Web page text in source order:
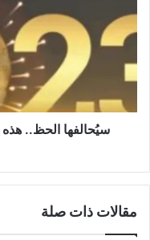
الأبراج
ستكون
الـ
سيُحالفها الحظ.. هذه
مقالات ذات صلة